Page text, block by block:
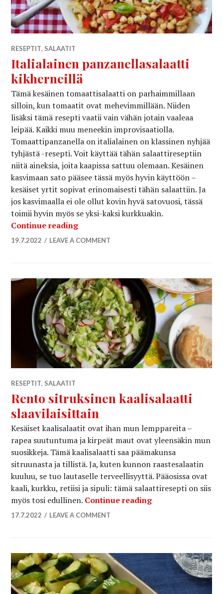
RESEPTIT, SALAATIT
Italialainen panzanellasalaatti
kikherneillä
Tämä kesäinen tomaattisalaatti on parhaimmillaan
silloin, kun tomaatit ovat mehevimmillään. Niiden
lisäksi tämä resepti vaatii vain vähän jotain vaaleaa
leipää. Kaikki muu meneekin improvisaatiolla.
Tomaattipanzanella on italialainen on klassinen nyhjää
tyhjästä -resepti. Voit käyttää tähän salaattireseptiin
niitä aineksia, joita kaapissa sattuu olemaan. Kesäinen
kasvimaan sato pääsee tässä myös hyvin käyttöön –
kesäiset yrtit sopivat erinomaisesti tähän salaattiin. Ja
jos kasvimaalla ei ole ollut kovin hyvä satovuosi, tässä
toimii hyvin myös se yksi-kaksi kurkkuakin.
Continue readingItalialainen panzanellasalaatti
19.7.2022 LEAVE A COMMENT
RESEPTIT, SALAATIT
Rento sitruksinen kaalisalaatti
slaavilaisittain
Kesäiset kaalisalaatit ovat ihan mun lemppareita –
rapea suutuntuma ja kirpeät maut ovat yleensäkin mun
suosikkeja. Tämä kaalisalaatti saa päämakunsa
sitruunasta ja tillistä. Ja, kuten kunnon raastesalaatin
kuuluu, se tuo lautaselle terveellisyyttä. Pääosissa ovat
kaali, kurkku, retiisi ja sipuli: tämä salaattiresepti on siis
myös tosi edullinen. Continue readingRento
17.7.2022 LEAVE A COMMENT